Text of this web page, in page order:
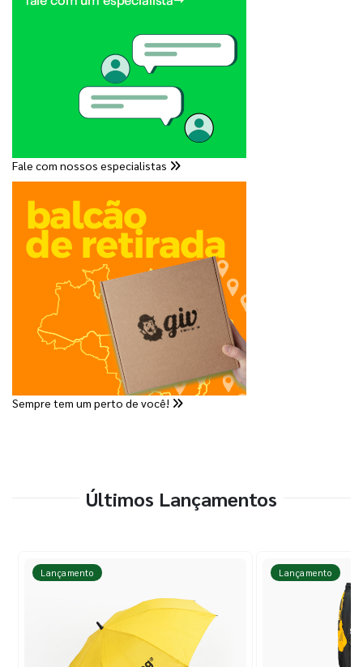
Fale com nossos especialistas
Sempre tem um perto de você!
Últimos Lançamentos
Lançamento Lançamento